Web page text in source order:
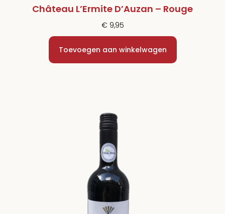
Château L’Ermite D’Auzan – Rouge
€ 9,95
Toevoegen aan winkelwagen